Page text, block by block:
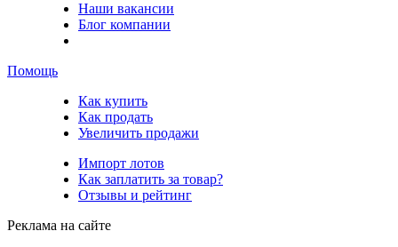
Наши вакансии
Блог компании
Помощь
Как купить
Как продать
Увеличить продажи
Импорт лотов
Как заплатить за товар?
Отзывы и рейтинг
Реклама на сайте